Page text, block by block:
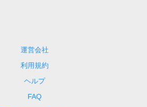
運営会社
利用規約
ヘルプ
FAQ